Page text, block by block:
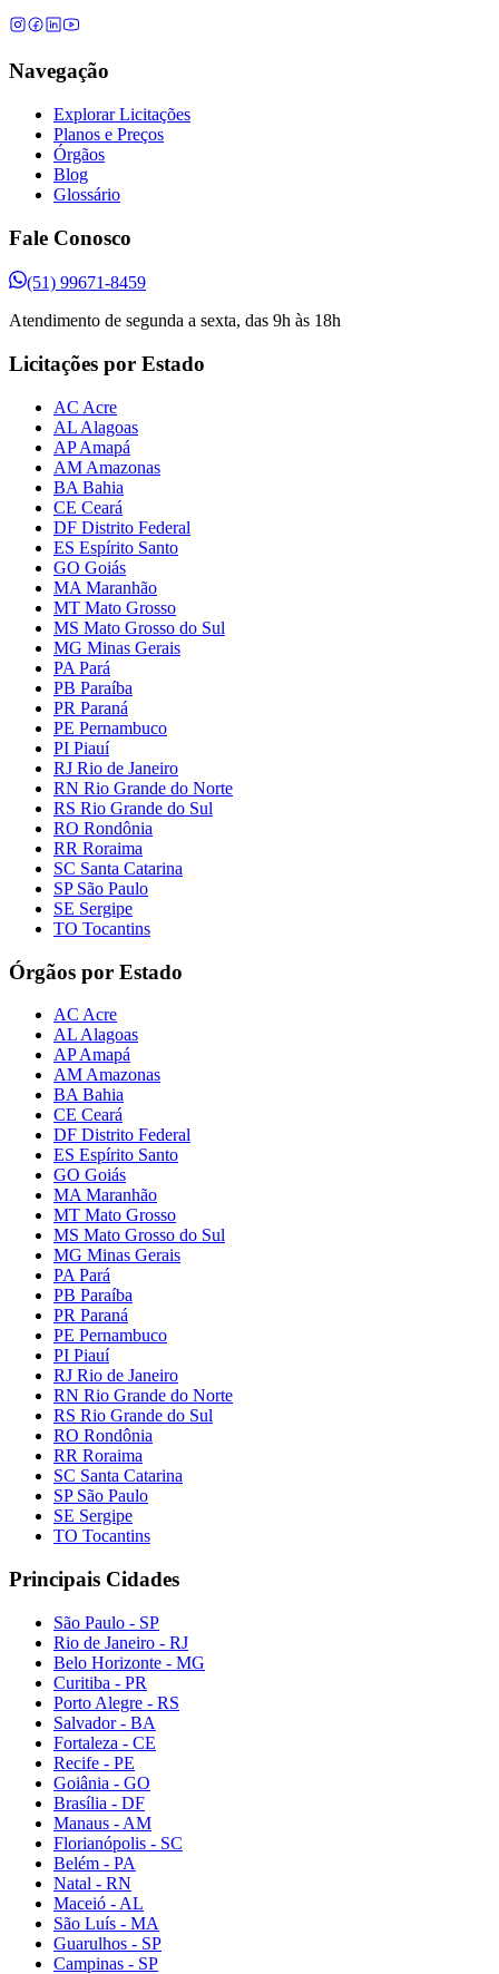
Navegação
Explorar Licitações
Planos e Preços
Órgãos
Blog
Glossário
Fale Conosco
(51) 99671-8459
Atendimento de segunda a sexta, das 9h às 18h
Licitações por Estado
AC Acre
AL Alagoas
AP Amapá
AM Amazonas
BA Bahia
CE Ceará
DF Distrito Federal
ES Espírito Santo
GO Goiás
MA Maranhão
MT Mato Grosso
MS Mato Grosso do Sul
MG Minas Gerais
PA Pará
PB Paraíba
PR Paraná
PE Pernambuco
PI Piauí
RJ Rio de Janeiro
RN Rio Grande do Norte
RS Rio Grande do Sul
RO Rondônia
RR Roraima
SC Santa Catarina
SP São Paulo
SE Sergipe
TO Tocantins
Órgãos por Estado
AC Acre
AL Alagoas
AP Amapá
AM Amazonas
BA Bahia
CE Ceará
DF Distrito Federal
ES Espírito Santo
GO Goiás
MA Maranhão
MT Mato Grosso
MS Mato Grosso do Sul
MG Minas Gerais
PA Pará
PB Paraíba
PR Paraná
PE Pernambuco
PI Piauí
RJ Rio de Janeiro
RN Rio Grande do Norte
RS Rio Grande do Sul
RO Rondônia
RR Roraima
SC Santa Catarina
SP São Paulo
SE Sergipe
TO Tocantins
Principais Cidades
São Paulo - SP
Rio de Janeiro - RJ
Belo Horizonte - MG
Curitiba - PR
Porto Alegre - RS
Salvador - BA
Fortaleza - CE
Recife - PE
Goiânia - GO
Brasília - DF
Manaus - AM
Florianópolis - SC
Belém - PA
Natal - RN
Maceió - AL
São Luís - MA
Guarulhos - SP
Campinas - SP